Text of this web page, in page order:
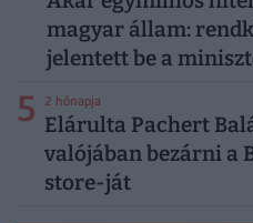
magyar állam:
jelentett be a
5 2 hónapja
Elárulta Pachert
valójában bezárni a
store-ját